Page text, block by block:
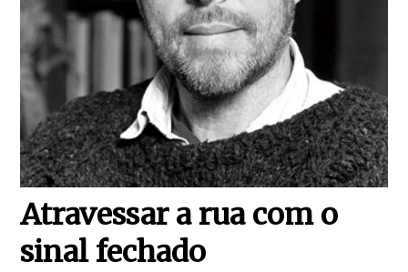
Atravessar a rua com o
sinal fechado